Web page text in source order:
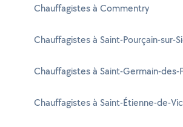
Chauffagistes à Commentry
Chauffagistes à Saint-Pourçain-sur-
Chauffagistes à Saint-Germain-des-
Chauffagistes à Saint-Étienne-de-